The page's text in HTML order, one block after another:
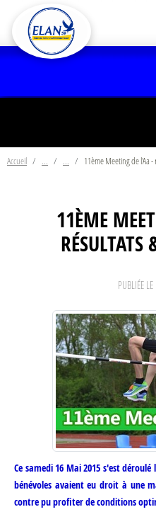
Accueil 11ème Meeting de l'Aa
11ÈME
RÉSULTATS
PUBLIÉE LE
Ce samedi 16 Mai 2015 s'est
bénévoles avaient eu droit à une
contre pu profiter de conditions
Panneau de gestion des cookies